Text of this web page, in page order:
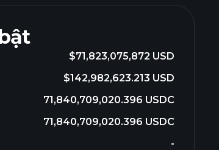
$71,823,075,872 USD
$142,982,623.213 USD
71,840,709,020.396 USDC
71,840,709,020.396 USDC
-